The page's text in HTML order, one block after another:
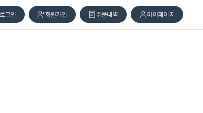
로그인 회원가입 주문내역 마이페이지